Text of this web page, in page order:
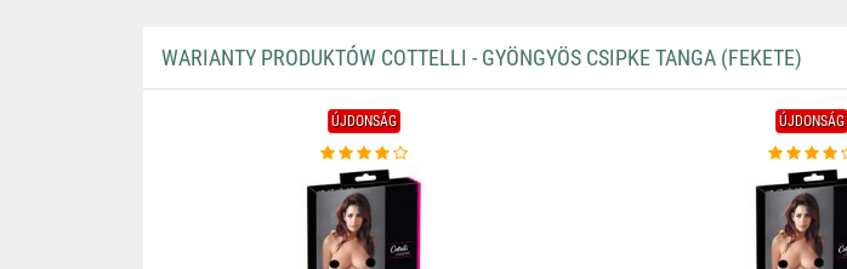
WARIANTY PRODUKTÓW COTTELLI - GYÖNGYÖS CSIPKE TANGA (FEKETE)
ÚJDONSÁG ÚJDONSÁG